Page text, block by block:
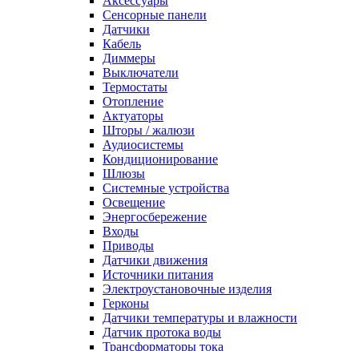
Сенсорные панели
Датчики
Кабель
Диммеры
Выключатели
Термостаты
Отопление
Актуаторы
Шторы / жалюзи
Аудиосистемы
Кондиционирование
Шлюзы
Системные устройства
Освещение
Энергосбережение
Входы
Приводы
Датчики движения
Источники питания
Электроустановочные изделия
Герконы
Датчики температуры и влажности
Датчик протока воды
Трансформаторы тока